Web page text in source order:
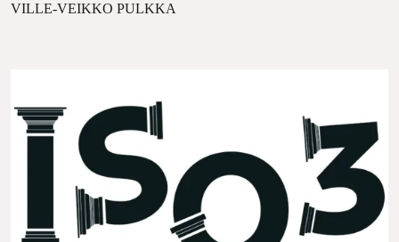
VILLE-VEIKKO PULKKA